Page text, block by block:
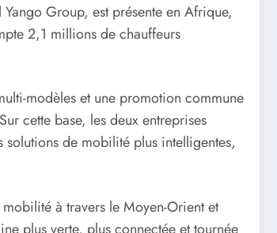
Group, est présente en Afrique,
2,1 millions de chauffeurs
modèles et une promotion commune
cette base, les deux entreprises
solutions de mobilité plus intelligentes,
à travers le Moyen-Orient et
plus verte, plus connectée et tournée